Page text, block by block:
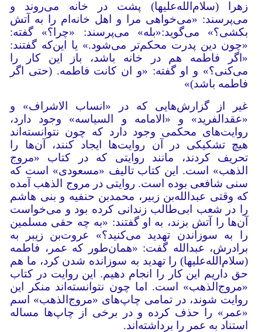
زهرا (سلام‌الله‌علیها) پشت در خانه می‌روند و
می‌پرسند: «می‌خواهی مرا و اهل خانه‌ام را به آتش
بکشی؟» می‌گوید:«بله» می‌پرسند: «چرا؟» گفته:
«چون دین پدرت محکم‌تر می‌شود.» یا این‌که گفتند:
«اگر فاطمه هم در خانه باشد، باز این کار را
می‌کنی؟» و او گفته: «و ان کانت فاطمه. (حتی اگر
فاطمه باشد)»
غیر از گزارش‌هایی که در «انساب الاشراف» و
«عقدالفرید» و «الامامه و السیاسه» وجود دارد،
روایت‌های محکمی وجود دارد که چون نتوانسته‌اند
هیچ تشکیکی در آن روایت‌ها ایجاد کنند، آن‌ها را
تحریف کردند، مانند روایتی که در کتاب «مروج
الذهب» است. این کتاب تالیف «مسعودی» است که
سنی شافعی بوده است. روایتی در مروج الذهب آمده
که وقتی عبدالله‌بن زبیر، محمدبن حنفیه و بنی هاشم
را در شعب ابی‌طالب زندانی کرده بود و می‌خواست
آن‌ها را آتش بزند، به او گفتند: «به چه حقی مسلمین
را به سوزاندن تهدید می‌کنید؟» عروت‌بن زیبر به
برادرش، عبدالله گفت: «همان‌طور که عمر، فاطمه
(سلام‌الله‌علیها) را تهدید به سوزانده شدن کرد، ما هم
حق داریم این کار را انجام دهیم. این روایت در کتاب
«مروج‌الذهب» است. اما چون نتوانسته‌اند منکر این
روایت شوند، در تمامی چاپ‌های «مروج‌الذهب» اسم
«عمر» را حذف کرده‌ و در برخی از چاپ‌ها مساله
استناد به عمر را برداشته‌اند.